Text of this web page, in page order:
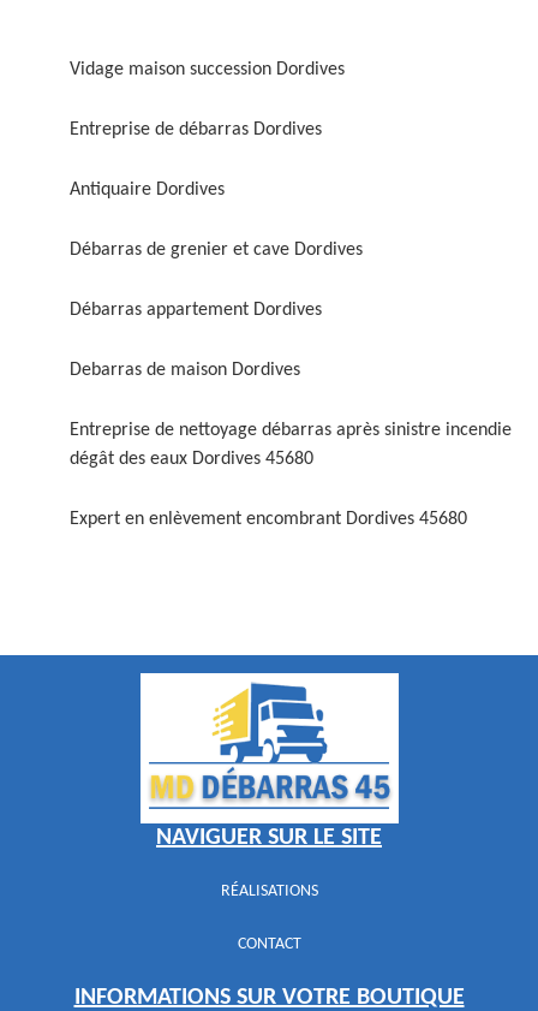
Vidage maison succession Dordives
Entreprise de débarras Dordives
Antiquaire Dordives
Débarras de grenier et cave Dordives
Débarras appartement Dordives
Debarras de maison Dordives
Entreprise de nettoyage débarras après sinistre incendie
dégât des eaux Dordives 45680
Expert en enlèvement encombrant Dordives 45680
NAVIGUER SUR LE SITE
RÉALISATIONS
CONTACT
INFORMATIONS SUR VOTRE BOUTIQUE